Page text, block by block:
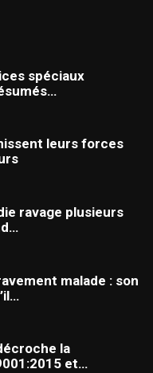
spéciaux
leurs forces
ravage plusieurs
malade : son
la
et…